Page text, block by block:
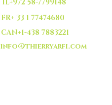
IL+972 58-7799148
FR+ 33 1 77474680
CAN+1-438 7883221
info@thierryarfi.com